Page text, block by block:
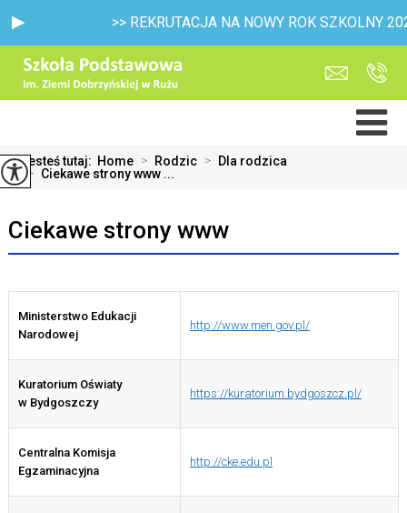
>> REKRUTACJA NA NOWY ROK SZKOLNY
Jesteś tutaj: Home > Rodzic > Dla rodzica
> Ciekawe strony www ...
Ciekawe strony www
Ministerstwo Edukacji
Narodowej
http://www.men.gov.pl/
Kuratorium Oświaty
w Bydgoszczy
https://kuratorium.bydgoszcz.pl/
Centralna Komisja
Egzaminacyjna
http://cke.edu.pl